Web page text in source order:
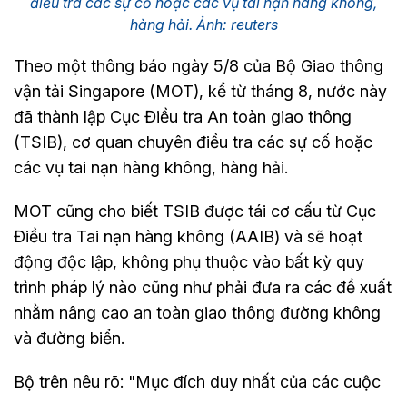
hàng hải. Ảnh: reuters
Theo một thông báo ngày 5/8 của Bộ Giao thông
vận tải Singapore (MOT), kể từ tháng 8, nước này
đã thành lập Cục Điều tra An toàn giao thông
(TSIB), cơ quan chuyên điều tra các sự cố hoặc
các vụ tai nạn hàng không, hàng hải.
MOT cũng cho biết TSIB được tái cơ cấu từ Cục
Điều tra Tai nạn hàng không (AAIB) và sẽ hoạt
động độc lập, không phụ thuộc vào bất kỳ quy
trình pháp lý nào cũng như phải đưa ra các đề xuất
nhằm nâng cao an toàn giao thông đường không
và đường biển.
Bộ trên nêu rõ: "Mục đích duy nhất của các cuộc